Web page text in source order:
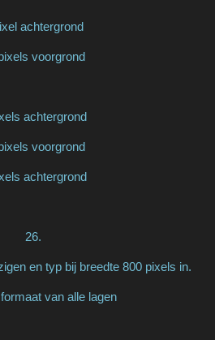
achtergrond
voorgrond
achtergrond
voorgrond
achtergrond
26.
en typ bij breedte 800 pixels in.
van alle lagen